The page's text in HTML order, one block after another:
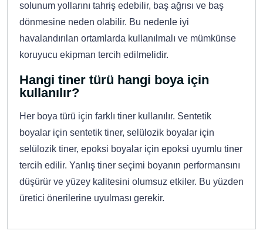
solunum yollarını tahriş edebilir, baş ağrısı ve baş
dönmesine neden olabilir. Bu nedenle iyi
havalandırılan ortamlarda kullanılmalı ve mümkünse
koruyucu ekipman tercih edilmelidir.
Hangi tiner türü hangi boya için
kullanılır?
Her boya türü için farklı tiner kullanılır. Sentetik
boyalar için sentetik tiner, selülozik boyalar için
selülozik tiner, epoksi boyalar için epoksi uyumlu tiner
tercih edilir. Yanlış tiner seçimi boyanın performansını
düşürür ve yüzey kalitesini olumsuz etkiler. Bu yüzden
üretici önerilerine uyulması gerekir.